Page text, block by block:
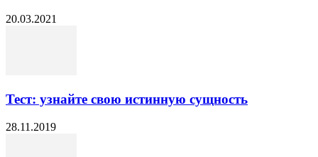
20.03.2021
Тест: узнайте свою истинную сущность
28.11.2019